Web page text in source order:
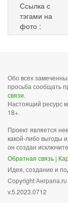
Ссылка с
тэгами на
фото :
Обо всех
просьба сообщать
связи.
Настоящий ресурс
18+.
Проект является
какой-либо выгоды
он создан
Обратная связь |
Идея, создание и
Copyright
v.5.2023.0712